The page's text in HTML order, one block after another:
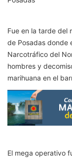
Fue en la tarde del
de Posadas donde
Narcotráfico del
hombres y
marihuana en el
El mega operativo